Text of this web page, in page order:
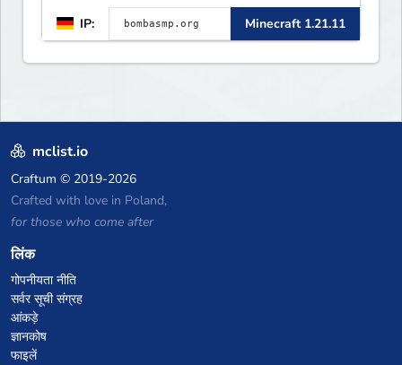
IP: Minecraft 1.21.11
mclist.io
Craftum © 2019-2026
Crafted with love in Poland,
for those who come after
लिंक
गोपनीयता नीति
सर्वर सूची संग्रह
आंकड़े
ज्ञानकोष
फाइलें